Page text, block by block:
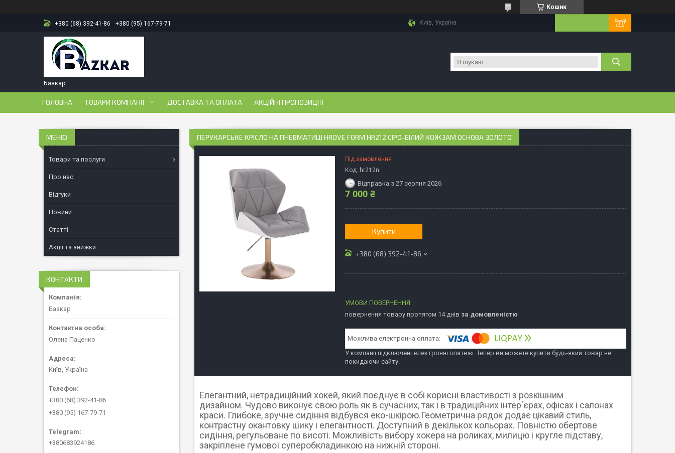
Кошик
+380 (68) 392-41-86 +380 (95) 167-79-71 Київ, Україна
Базкар
ГОЛОВНА ТОВАРИ КОМПАНІЇ ДОСТАВКА ТА ОПЛАТА АКЦІЙНІ ПРОПОЗИЦІЇЇ
ПЕРУКАРСЬКЕ КРІСЛО НА ПНЕВМАТИЦІ HROVE FORM HR212 СІРО-БІЛИЙ КОЖЗАМ ОСНОВА ЗОЛОТО
Під замовлення
Код: hr212n
Відправка з 27 серпня 2026
7 000 ₴
Купити
+380 (68) 392-41-86
повернення товару протягом 14 днів за домовленістю
У компанії підключені електронні платежі. Тепер ви можете купити будь-який товар не
покидаючи сайту.
Елегантний, нетрадиційний хокей, який поєднує в собі корисні властивості з розкішним
дизайном. Чудово виконує свою роль як в сучасних, так і в традиційних інтер'єрах, офісах і салонах
краси. Глибоке, зручне сидіння відбувся еко-шкірою.Геометрична рядок додає цікавий стиль,
контрастну окантовку шику і елегантності. Доступний в декількох кольорах. Повністю обертове
сидіння, регульоване по висоті. Можливість вибору хокера на роликах, милицю і кругле підставу,
закріплене гумової суперобкладинкою на нижній стороні.
Товари та послуги
Про нас
Відгуки
Новини
Статті
Акціі та знижки
КОНТАКТИ
Базкар
Олена Паценко
Київ, Україна
+380 (68) 392-41-86
+380 (95) 167-79-71
+380683924186